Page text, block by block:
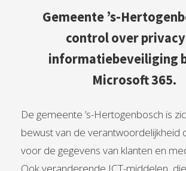
Gemeente ’s-
control over
informatiebeveiliging
Microsoft 365.
De gemeente ’s-Hertogenbosch is
bewust van de verantwoordelijkheid
voor de gegevens van klanten en